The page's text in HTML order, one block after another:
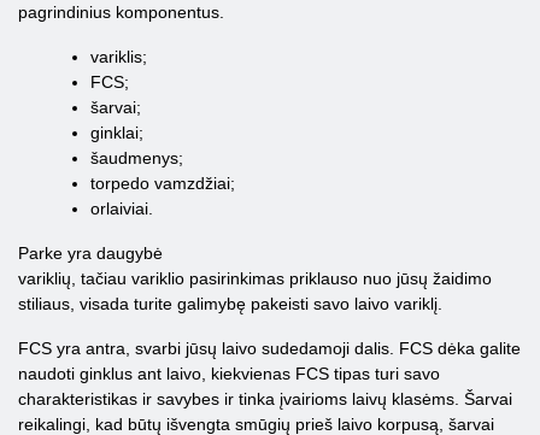
pagrindinius komponentus.
variklis;
FCS;
šarvai;
ginklai;
šaudmenys;
torpedo vamzdžiai;
orlaiviai.
Parke yra daugybė
variklių, tačiau variklio pasirinkimas priklauso nuo jūsų žaidimo
stiliaus, visada turite galimybę pakeisti savo laivo variklį.
FCS yra antra, svarbi jūsų laivo sudedamoji dalis. FCS dėka galite
naudoti ginklus ant laivo, kiekvienas FCS tipas turi savo
charakteristikas ir savybes ir tinka įvairioms laivų klasėms. Šarvai
reikalingi, kad būtų išvengta smūgių prieš laivo korpusą, šarvai